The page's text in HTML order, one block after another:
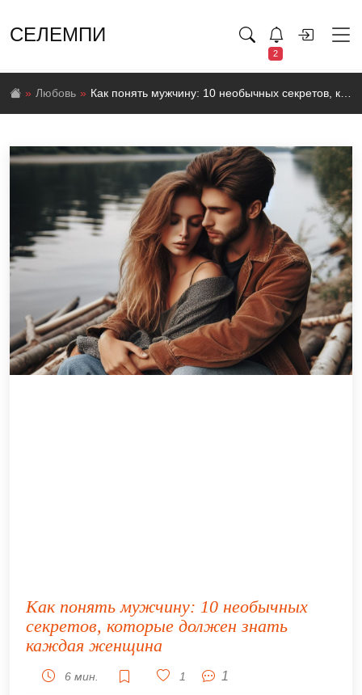
СЕЛЕМПИ
2
Любовь Как понять мужчину: 10 необычных секретов, которые должен знать каждая женщина
Как понять мужчину: 10 необычных
секретов, которые должен знать
каждая женщина
6 мин. 1 1